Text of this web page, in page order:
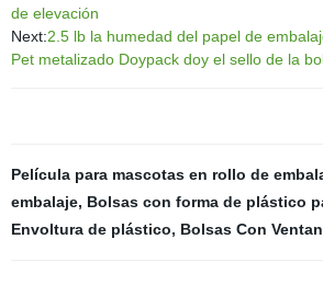
de elevación
Next:2.5 lb la humedad del papel de
Pet metalizado Doypack doy el sello de la
Película para mascotas en rollo de
embalaje, Bolsas con forma de plástico
Envoltura de plástico, Bolsas Con